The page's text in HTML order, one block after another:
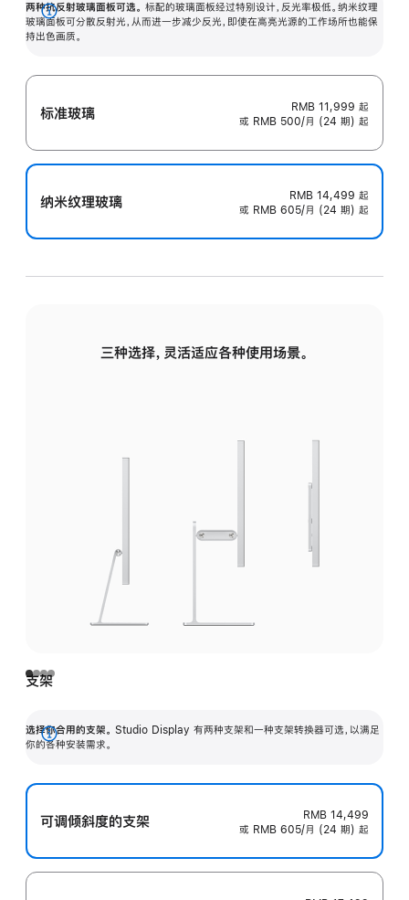
两种抗反射玻璃面板可选。 标配的玻璃面板经过特别设计，反光率极低。纳米纹理
玻璃面板可分散反射光，从而进一步减少反光，即使在高亮光源的工作场所也能保
持出色画质。
展
开
标准玻璃 RMB 11,999 起
或 RMB 500/月 (24 期) 起
纳米纹理玻璃 RMB 14,499 起
或 RMB 605/月 (24 期) 起
三种选择，灵活适应各种使用场景。
支架
选择你合用的支架。 Studio Display 有两种支架和一种支架转换器可选，以满足
你的各种安装需求。
展
可调倾斜度的支架
RMB 14,499
或 RMB 605/月 (24 期) 起